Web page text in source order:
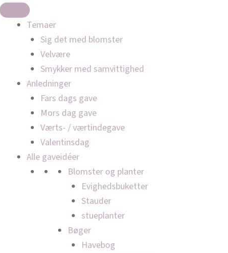
Temaer
Sig det med blomster
Velvære
Smykker med samvittighed
Anledninger
Fars dags gave
Mors dag gave
Værts- / værtindegave
Valentinsdag
Alle gaveidéer
Blomster og planter
Evighedsbuketter
Stauder
stueplanter
Bøger
Havebog